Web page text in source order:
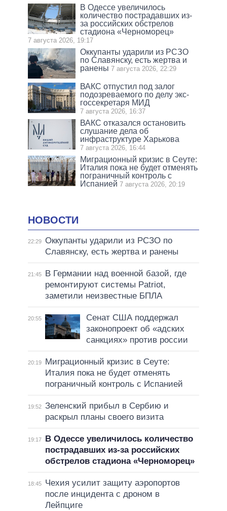
В Одессе увеличилось
количество пострадавших из-
за российских обстрелов
стадиона «Черноморец»
7 августа 2026, 19:17
Оккупанты ударили из РСЗО
по Славянску, есть жертва и
ранены 7 августа 2026, 22:29
ВАКС отпустил под залог
подозреваемого по делу экс-
госсекретаря МИД
7 августа 2026, 16:37
ВАКС отказался остановить
слушание дела об
инфраструктуре Харькова
7 августа 2026, 16:44
Миграционный кризис в Сеуте:
Италия пока не будет отменять
пограничный контроль с
Испанией 7 августа 2026, 20:19
НОВОСТИ
22:29 Оккупанты ударили из РСЗО по
Славянску, есть жертва и ранены
21:45
В Германии над военной базой, где
ремонтируют системы Patriot,
заметили неизвестные БПЛА
20:55
Сенат США поддержал
законопроект об «адских
санкциях» против россии
20:19
Миграционный кризис в Сеуте:
Италия пока не будет отменять
пограничный контроль с Испанией
19:52 Зеленский прибыл в Сербию и
раскрыл планы своего визита
19:17
В Одессе увеличилось количество
пострадавших из-за российских
обстрелов стадиона «Черноморец»
18:45
Чехия усилит защиту аэропортов
после инцидента с дроном в
Лейпциге